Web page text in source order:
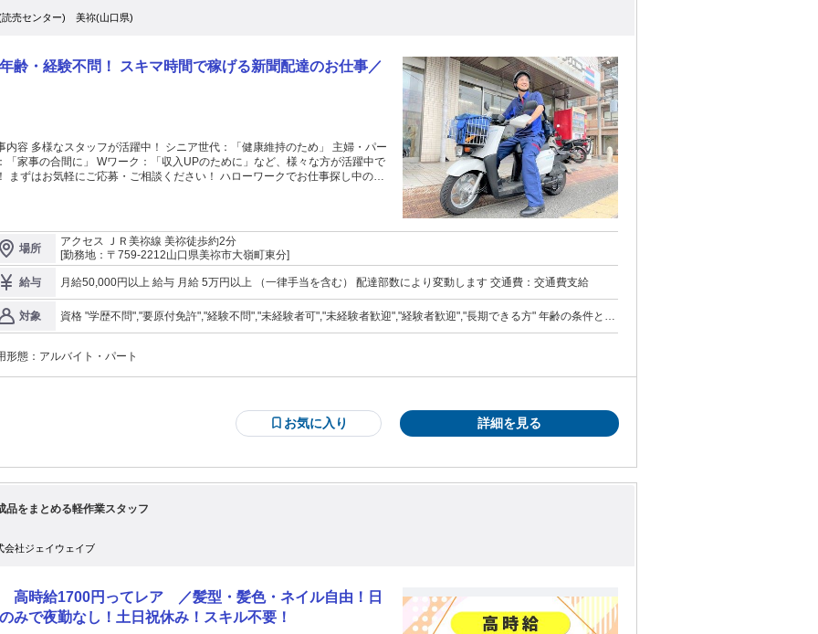
読売センター) 美祢(山口県)
齢・経験不問！ スキマ時間で稼げる新聞配達のお仕事／
内容 多様なスタッフが活躍中！ シニア世代：「健康維持のため」 主婦・パー
「家事の合間に」 Wワーク：「収入UPのために」など、様々な方が活躍中で
中の方
配達中は基本的に一人です。 人との会話はほとんどないので、自分のペ
で黙々と集中できます。 「接客のない仕事がしたい」という方にもぴったり
たルートを回る【ルート配送】です。 慣
ば短時間で終了！ 配達が終わればすぐに帰宅できます。 Wワーク（副業）
いた時間の有効活用に最適です！ 【読売新聞】未経験OK！ 短時間でサクッ
入UP！ 勤務時間： 深夜・早朝。 ご希望の時間をご相談ください。 お仕事内
読者の方へ新聞をお届けするルート配送です。 中高年・シニア層、主婦パー
んも活躍中！ 「短時間だけ働きたい」 「体力に自信がなくても大丈夫？」
場所
アクセス ＪＲ美祢線 美祢徒歩約2分
[勤務地：〒759-2212山口県美祢市大嶺町東分]
給与 月給50,000円以上 給与 月給 5万円以上 （一律手当を含む） 配達部数により変動します 交通費：交通費支給
対象
資格 "学歴不問","要原付免許","経験不問","未経験者可","未経験者歓迎","経験者歓迎","長期できる方" 年齢の条件と理
形態： アルバイト・パート
お気に入り 詳細を見る
品をまとめる軽作業スタッフ
会社ジェイウェイブ
高時給1700円ってレア ／髪型・髪色・ネイル自由！日
みで夜勤なし！土日祝休み！スキル不要！